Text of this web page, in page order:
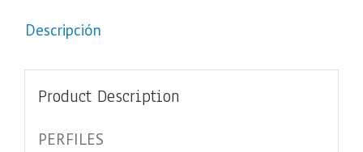
Descripción
Product Description
PERFILES